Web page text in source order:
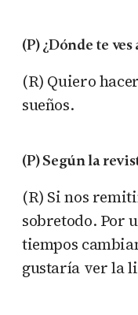
(P) ¿Dónde te
(R) Quiero
sueños.
(P) Según la
(R) Si nos
sobretodo. Por
tiempos
gustaría ver la